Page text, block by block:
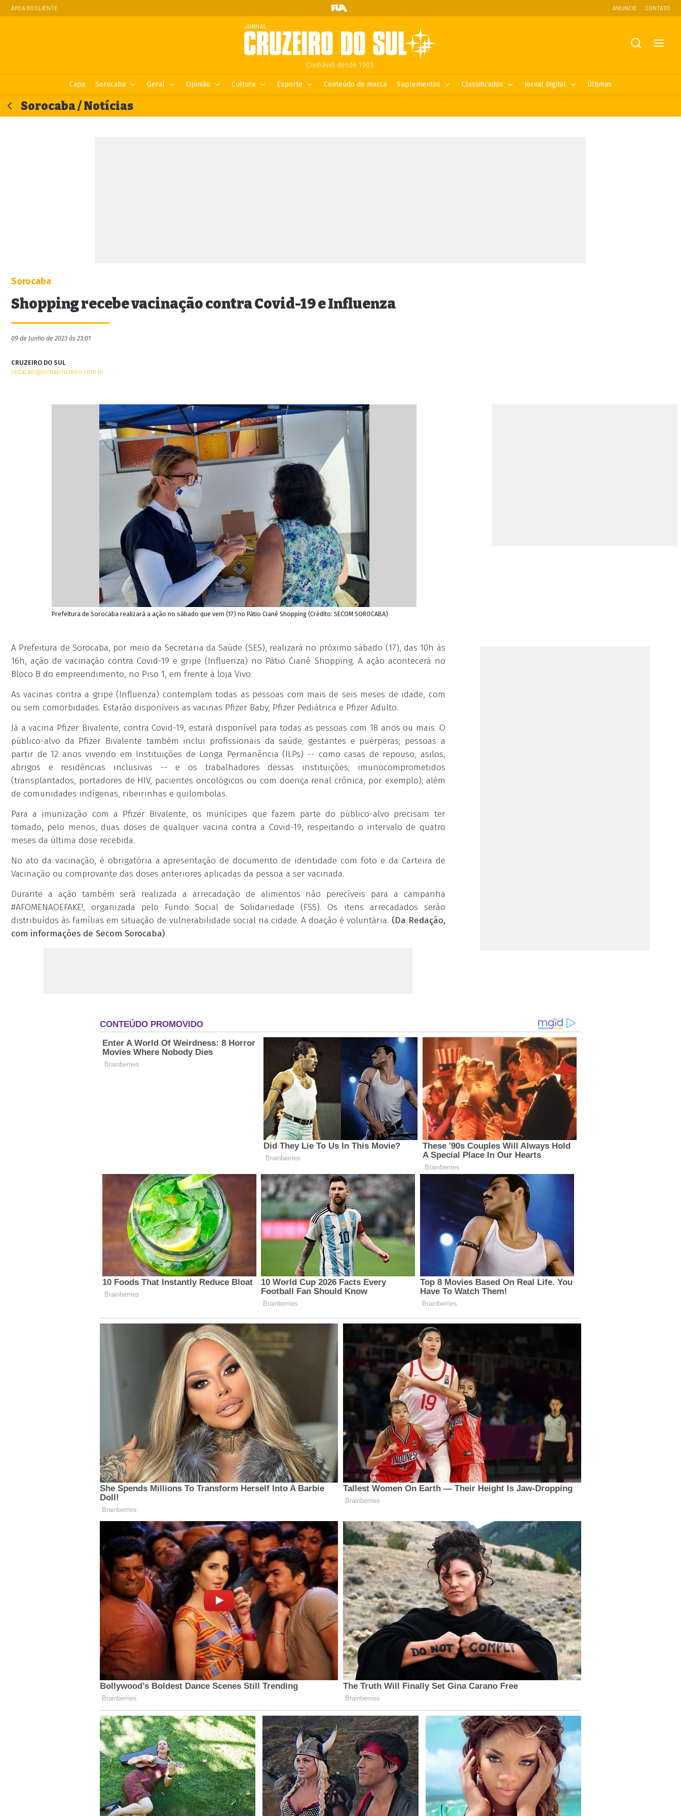
ÁREA DO CLIENTE ANUNCIE CONTATO
Confiável desde 1903.
Capa Sorocaba Geral Opinião Cultura Esporte Conteúdo de marca Suplementos Classificados Jornal Digital Últimas
Sorocaba / Notícias
Sorocaba
Shopping recebe vacinação contra Covid-19 e Influenza
09 de Junho de 2023 às 23:01
CRUZEIRO DO SUL
redacao@jornalcruzeiro.com.br
Prefeitura de Sorocaba realizará a ação no sábado que vem (17) no Pátio Cianê Shopping (Crédito: SECOM SOROCABA)
A Prefeitura de Sorocaba, por meio da Secretaria da Saúde (SES), realizará no próximo sábado (17), das 10h às
16h, ação de vacinação contra Covid-19 e gripe (Influenza) no Pátio Cianê Shopping. A ação acontecerá no
Bloco B do empreendimento, no Piso 1, em frente à loja Vivo.
As vacinas contra a gripe (Influenza) contemplam todas as pessoas com mais de seis meses de idade, com
ou sem comorbidades. Estarão disponíveis as vacinas Pfizer Baby, Pfizer Pediátrica e Pfizer Adulto.
Já a vacina Pfizer Bivalente, contra Covid-19, estará disponível para todas as pessoas com 18 anos ou mais. O
público-alvo da Pfizer Bivalente também inclui profissionais da saúde; gestantes e puérperas; pessoas a
partir de 12 anos vivendo em Instituições de Longa Permanência (ILPs) -- como casas de repouso, asilos,
abrigos e residências inclusivas -- e os trabalhadores dessas instituições; imunocomprometidos
(transplantados, portadores de HIV, pacientes oncológicos ou com doença renal crônica, por exemplo); além
de comunidades indígenas, ribeirinhas e quilombolas.
Para a imunização com a Pfizer Bivalente, os munícipes que fazem parte do público-alvo precisam ter
tomado, pelo menos, duas doses de qualquer vacina contra a Covid-19, respeitando o intervalo de quatro
meses da última dose recebida.
No ato da vacinação, é obrigatória a apresentação de documento de identidade com foto e da Carteira de
Vacinação ou comprovante das doses anteriores aplicadas da pessoa a ser vacinada.
Durante a ação também será realizada a arrecadação de alimentos não perecíveis para a campanha
#AFOMENAOEFAKE!, organizada pelo Fundo Social de Solidariedade (FSS). Os itens arrecadados serão
distribuídos às famílias em situação de vulnerabilidade social na cidade. A doação é voluntária. (Da Redação,
com informações de Secom Sorocaba)